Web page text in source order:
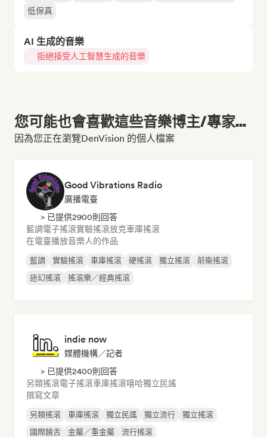
低保真
AI 生成的音樂
拒絕接受人工智慧生成的音樂
您可能也會喜歡這些音樂博主/專家...
因為您正在瀏覽DenVision 的個人檔案
Good Vibrations Radio
廣播電臺
> 已提供2900則回答
藍調電子搖滾實驗搖滾放克車庫搖滾
在電臺播放音樂人的作品
藍調 實驗搖滾 車庫搖滾 硬搖滾 獨立搖滾
前衛搖滾
迷幻搖滾
搖滾樂／經典搖滾
indie now
媒體機構／記者
> 已提供2400則回答
另類搖滾電子搖滾車庫搖滾嘻哈獨立民謠
撰寫文章
另類搖滾 車庫搖滾 獨立民謠 獨立流行
獨立搖滾
國際饒舌
金屬／重金屬 流行搖滾